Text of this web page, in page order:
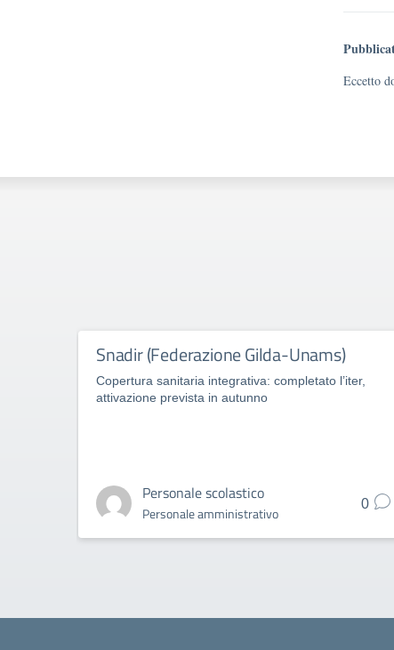
Eccetto
Snadir (Federazione Gilda-Unams)
Copertura sanitaria integrativa: completato l’iter,
attivazione prevista in autunno
Personale scolastico
Personale amministrativo
0